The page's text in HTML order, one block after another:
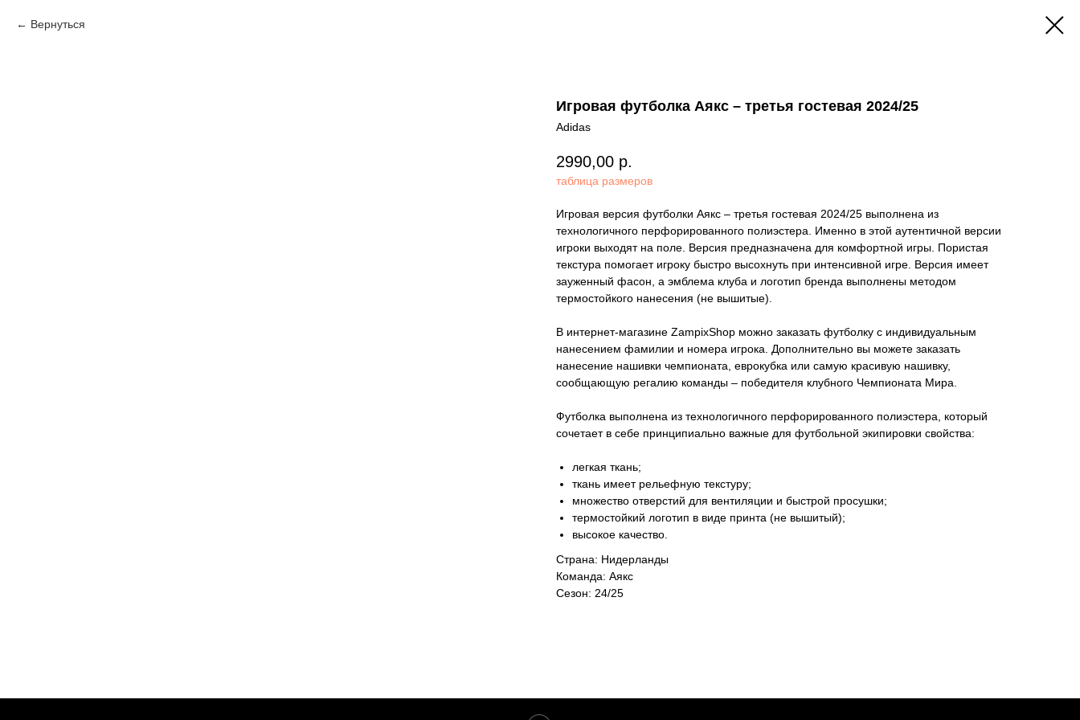
Вернуться
Игровая футболка Аякс – третья гостевая 2024/25
Adidas
2990,00 р.
таблица размеров
Игровая версия футболки Аякс – третья гостевая 2024/25 выполнена из
технологичного перфорированного полиэстера. Именно в этой аутентичной версии
игроки выходят на поле. Версия предназначена для комфортной игры. Пористая
текстура помогает игроку быстро высохнуть при интенсивной игре. Версия имеет
зауженный фасон, а эмблема клуба и логотип бренда выполнены методом
термостойкого нанесения (не вышитые).
В интернет-магазине ZampixShop можно заказать футболку с индивидуальным
нанесением фамилии и номера игрока. Дополнительно вы можете заказать
нанесение нашивки чемпионата, еврокубка или самую красивую нашивку,
сообщающую регалию команды – победителя клубного Чемпионата Мира.
Футболка выполнена из технологичного перфорированного полиэстера, который
сочетает в себе принципиально важные для футбольной экипировки свойства:
легкая ткань;
ткань имеет рельефную текстуру;
множество отверстий для вентиляции и быстрой просушки;
термостойкий логотип в виде принта (не вышитый);
высокое качество.
Страна: Нидерланды
Команда: Аякс
Сезон: 24/25